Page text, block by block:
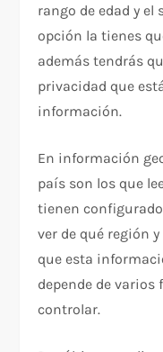
rango de edad y el
opción la tienes
además tendrás
privacidad que
información.
En información
país son los que
tienen
ver de qué región
que esta
depende de varios
controlar.